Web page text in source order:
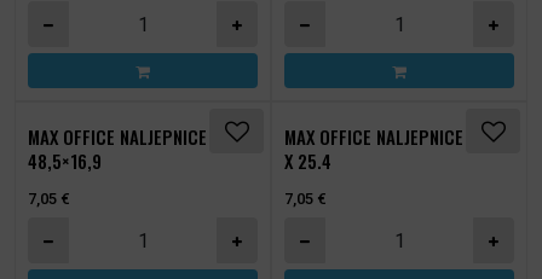
MAX OFFICE NALJEPNICE 105x48 količina
MAX OFFICE
MAX OFFICE NALJEPNICE
48,5×16,9
7,05 €
MAX OFFICE NALJEPNICE 48,5x16,9 količina
MAX OFFICE NALJEPNICE 48.5
X 25.4
7,05 €
MAX OFFICE